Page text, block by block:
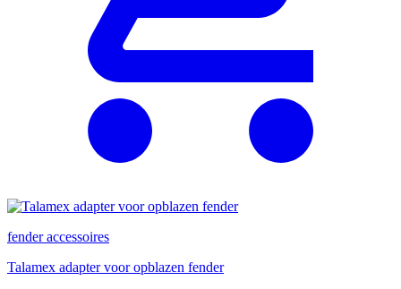
fender accessoires
Talamex adapter voor opblazen fender